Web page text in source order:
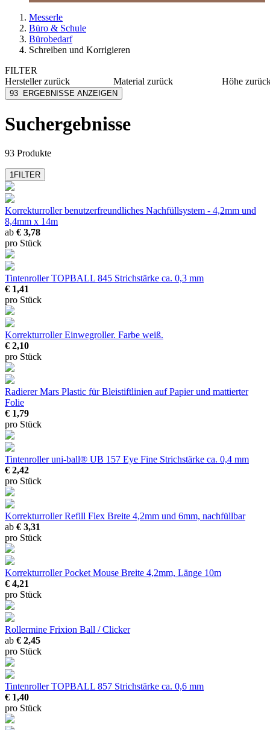
Messerle
Büro & Schule
Bürobedarf
Schreiben und Korrigieren
FILTER
Herstellerzurück
Avery Zweckform
Edding
Faber-Castell
mehr anzeigen
Material zurück
Papier
Höhe
93 ERGEBNISSE ANZEIGEN
Suchergebnisse
93 Produkte
1FILTER
Korrekturrollerbenutzerfreundliches Nachfüllsystem - 4,2mm und
8,4mm x 14m
ab € 3,78
pro Stück
Tintenroller TOPBALL 845 Strichstärke ca. 0,3 mm
€ 1,41
pro Stück
KorrekturrollerEinwegroller. Farbe weiß.
€ 2,10
pro Stück
Radierer Mars Plastic für Bleistiftlinien auf Papier und mattierter
Folie
€ 1,79
pro Stück
Tintenroller uni-ball® UB 157 Eye Fine Strichstärke ca. 0,4 mm
€ 2,42
pro Stück
Korrekturroller Refill Flex Breite 4,2mm und 6mm, nachfüllbar
ab € 3,31
pro Stück
Korrekturroller Pocket Mouse Breite 4,2mm, Länge 10m
€ 4,21
pro Stück
Rollermine Frixion Ball / Clicker
ab € 2,45
pro Stück
Tintenroller TOPBALL 857 Strichstärke ca. 0,6 mm
€ 1,40
pro Stück